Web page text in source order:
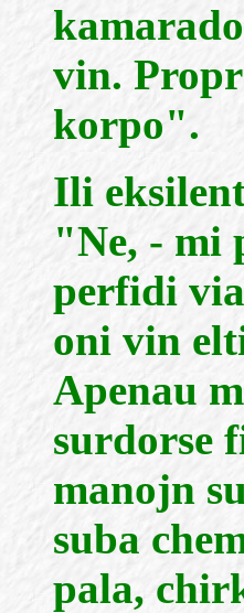
vin.
korpo".
Ili
"Ne, - mi
perfidi
oni vin
Apenau
surdorse
manojn
suba
pala,